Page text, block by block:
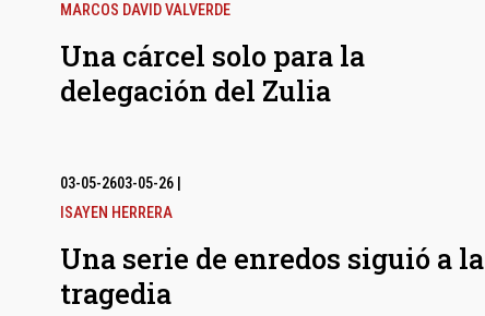
MARCOS DAVID VALVERDE
Una cárcel solo para la
delegación del Zulia
03-05-2603-05-26|
ISAYEN HERRERA
Una serie de enredos siguió a la
tragedia